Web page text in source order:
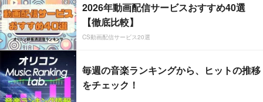
2026年動画配信サービスおすすめ40選
【徹底比較】
CS動画配信サービス20選
毎週の音楽ランキングから、ヒットの推移
をチェック！